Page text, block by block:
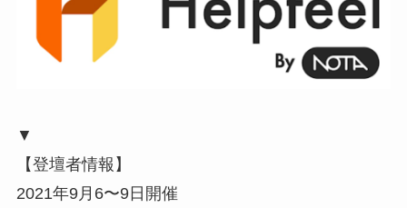
▼
【登壇者情報】
2021年9月6〜9日開催